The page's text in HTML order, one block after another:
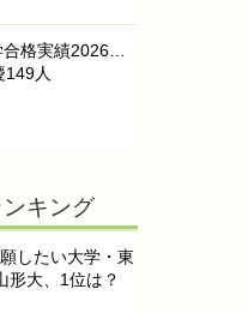
格実績2026…
149人
キング
したい大学・東
大、1位は？